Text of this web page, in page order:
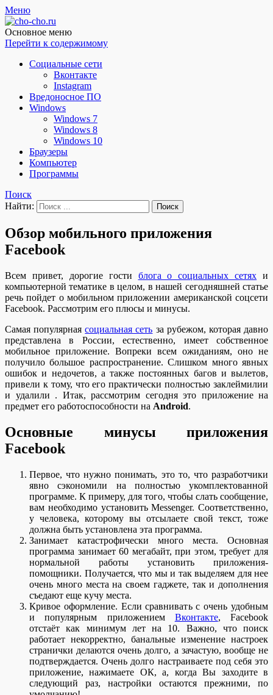
Меню
Чо?! Чо?!
Основное меню
Перейти к содержимому
Социальные сети
Вконтакте
Instagram
Вредоносное ПО
Windows
Windows 7
Windows 8
Windows 10
Браузеры
Компьютер
Программы
Поиск
Найти:
Обзор мобильного приложения
Facebook
Всем привет, дорогие гости блога о социальных сетях и
компьютерной тематике в целом, в нашей сегодняшней статье
речь пойдет о мобильном приложении американской соцсети
Facebook. Рассмотрим его плюсы и минусы.
Самая популярнаясоциальная сеть за рубежом, которая давно
представлена в России, естественно, имеет собственное
мобильное приложение. Вопреки всем ожиданиям, оно не
получило большое распространение. Слишком много явных
ошибок и недочетов, а также постоянных багов и вылетов,
привели к тому, что его практически полностью заклеймилии
и удалили . Итак, рассмотрим сегодня это приложение на
предмет его работоспособности на Android.
Основные минусы приложения
Facebook
Первое, что нужно понимать, это то, что разработчики
явно сэкономили на полностью укомплектованной
программе. К примеру, для того, чтобы слать сообщение,
вам необходимо установить Messenger. Соответственно,
у человека, которому вы отсылаете свой текст, тоже
должна быть установлена эта программа.
Занимает катастрофически много места. Основная
программа занимает 60 мегабайт, при этом, требует для
нормальной работы установить приложения-
помощники. Получается, что мы и так выделяем для нее
очень много места на своем гаджете, так и дополнения
съедают еще кучу места.
Кривое оформление. Если сравнивать с очень удобным
и популярным приложением Вконтакте, Facebook
отстаёт как минимум лет на 10. Важно, что поиск
работает некорректно, банальные изменение настроек
странички делаются очень долго, а зачастую, вообще не
подтверждается. Очень долго настраиваете под себя это
приложение, нажимаете ОК, а, когда Вы заходите в
следующий раз, настройки остаются прежними, по